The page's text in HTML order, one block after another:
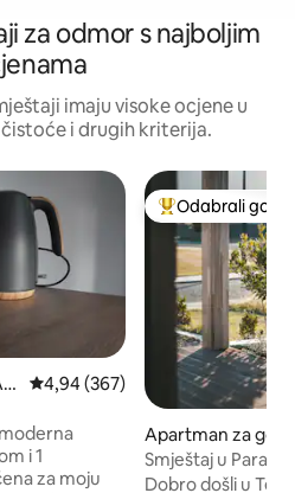
za odmor s najboljim
imaju visoke ocjene u
i drugih kriterija.
Prosječna ocjena: 4,94/5,
4,94 (367)
i 1
za moju
Među najviše
Odabrali gosti
Apartman za
au
Smještaj u
Dobro došli u Te